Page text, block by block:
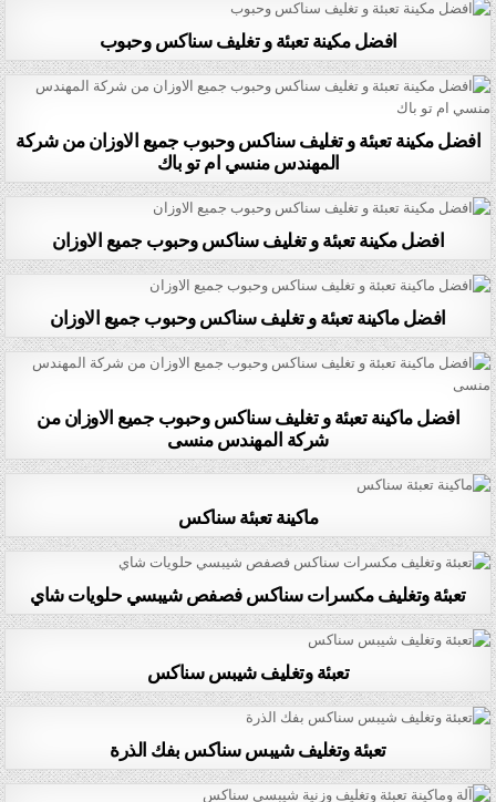
افضل مكينة تعبئة و تغليف سناكس وحبوب
افضل مكينة تعبئة و تغليف سناكس وحبوب جميع الاوزان من شركة
المهندس منسي ام تو باك
افضل مكينة تعبئة و تغليف سناكس وحبوب جميع الاوزان
افضل ماكينة تعبئة و تغليف سناكس وحبوب جميع الاوزان
افضل ماكينة تعبئة و تغليف سناكس وحبوب جميع الاوزان من
شركة المهندس منسى
ماكينة تعبئة سناكس
تعبئة وتغليف مكسرات سناكس فصفص شيبسي حلويات شاي
تعبئة وتغليف شيبس سناكس
تعبئة وتغليف شيبس سناكس بفك الذرة